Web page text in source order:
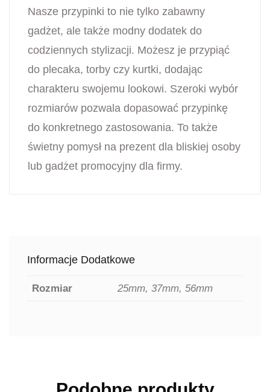
Nasze przypinki to nie tylko zabawny
gadżet, ale także modny dodatek do
codziennych stylizacji. Możesz je przypiąć
do plecaka, torby czy kurtki, dodając
charakteru swojemu lookowi. Szeroki wybór
rozmiarów pozwala dopasować przypinkę
do konkretnego zastosowania. To także
świetny pomysł na prezent dla bliskiej osoby
lub gadżet promocyjny dla firmy.
Informacje Dodatkowe
Rozmiar 25mm, 37mm, 56mm